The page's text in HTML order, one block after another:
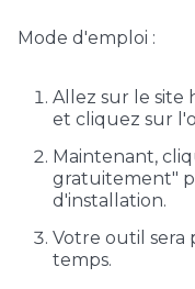
Mode d'emploi :
Allez sur le site
et cliquez sur
Maintenant,
gratuitement"
d'installation.
Votre outil sera
temps.